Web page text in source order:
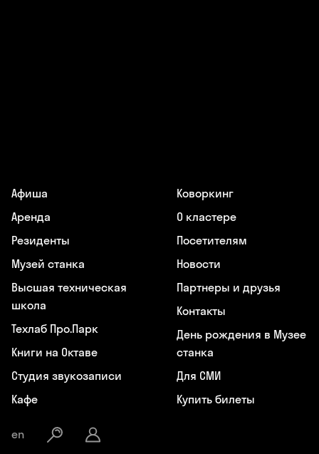
Афиша
Аренда
Резиденты
Музей станка
Высшая техническая
школа
Техлаб Про.Парк
Книги на Октаве
Студия звукозаписи
Кафе
Коворкинг
О кластере
Посетителям
Новости
Партнеры и друзья
Контакты
День рождения в Музее
станка
Для СМИ
Купить билеты
en